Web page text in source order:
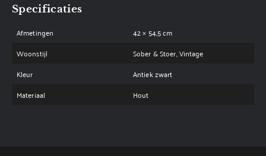
Specificaties
Afmetingen
42 × 54,5 cm
Woonstijl
Sober & Stoer, Vintage
Kleur
Antiek zwart
Materiaal
Hout